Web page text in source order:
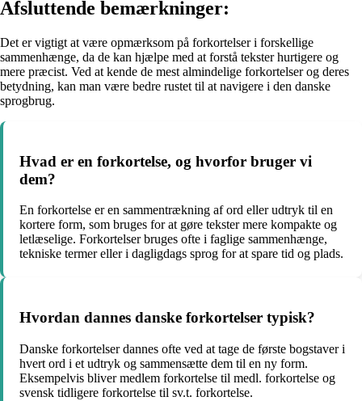
Afsluttende bemærkninger:
Det er vigtigt at være opmærksom på forkortelser i forskellige
sammenhænge, da de kan hjælpe med at forstå tekster hurtigere og
mere præcist. Ved at kende de mest almindelige forkortelser og deres
betydning, kan man være bedre rustet til at navigere i den danske
sprogbrug.
Hvad er en forkortelse, og hvorfor bruger vi
dem?
En forkortelse er en sammentrækning af ord eller udtryk til en
kortere form, som bruges for at gøre tekster mere kompakte og
letlæselige. Forkortelser bruges ofte i faglige sammenhænge,
tekniske termer eller i dagligdags sprog for at spare tid og plads.
Hvordan dannes danske forkortelser typisk?
Danske forkortelser dannes ofte ved at tage de første bogstaver i
hvert ord i et udtryk og sammensætte dem til en ny form.
Eksempelvis bliver medlem forkortelse til medl. forkortelse og
svensk tidligere forkortelse til sv.t. forkortelse.